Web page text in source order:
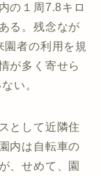
の１周7.8キロ
る。残念なが
園者の利用を規
が多く寄せら
い。
として近隣住
内は自転車の
、せめて、園